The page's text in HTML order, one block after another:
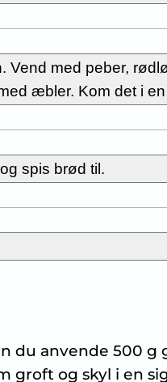
med peber,
æbler. Kom det i
spis brød til.
du anvende 500 g
groft og skyl i en